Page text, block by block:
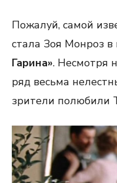
Пожалуй, самой
стала Зоя Монроз в
Гарина». Несмотря
ряд весьма
зрители полюбили